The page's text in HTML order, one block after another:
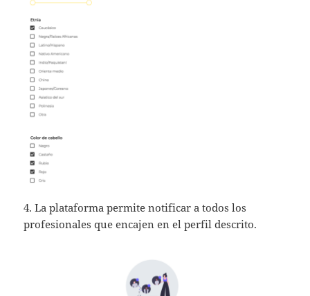
4. La plataforma permite notificar a todos los
profesionales que encajen en el perfil descrito.